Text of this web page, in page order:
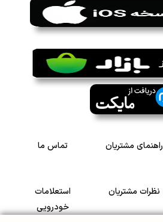
راهنمای مشتریان تماس ما
نظرات مشتریان
استعلامات
خودرویی